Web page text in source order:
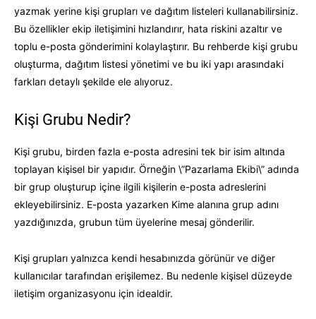
yazmak yerine kişi grupları ve dağıtım listeleri kullanabilirsiniz.
Bu özellikler ekip iletişimini hızlandırır, hata riskini azaltır ve
toplu e-posta gönderimini kolaylaştırır. Bu rehberde kişi grubu
oluşturma, dağıtım listesi yönetimi ve bu iki yapı arasındaki
farkları detaylı şekilde ele alıyoruz.
Kişi Grubu Nedir?
Kişi grubu, birden fazla e-posta adresini tek bir isim altında
toplayan kişisel bir yapıdır. Örneğin \”Pazarlama Ekibi\” adında
bir grup oluşturup içine ilgili kişilerin e-posta adreslerini
ekleyebilirsiniz. E-posta yazarken Kime alanına grup adını
yazdığınızda, grubun tüm üyelerine mesaj gönderilir.
Kişi grupları yalnızca kendi hesabınızda görünür ve diğer
kullanıcılar tarafından erişilemez. Bu nedenle kişisel düzeyde
iletişim organizasyonu için idealdir.